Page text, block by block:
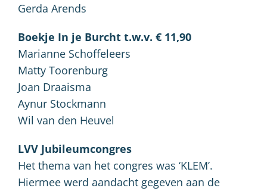
Gerda Arends
Boekje In je Burcht t.w.v. € 11,90
Marianne Schoffeleers
Matty Toorenburg
Joan Draaisma
Aynur Stockmann
Wil van den Heuvel
LVV Jubileumcongres
Het thema van het congres was ‘KLEM’.
Hiermee werd aandacht gegeven aan de